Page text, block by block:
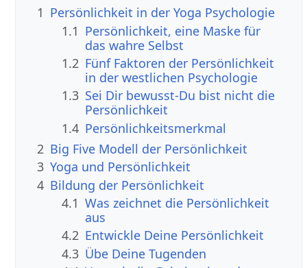
1 Persönlichkeit in der Yoga Psychologie
1.1 Persönlichkeit, eine Maske für
das wahre Selbst
1.2 Fünf Faktoren der Persönlichkeit
in der westlichen Psychologie
1.3 Sei Dir bewusst-Du bist nicht die
Persönlichkeit
1.4 Persönlichkeitsmerkmal
2 Big Five Modell der Persönlichkeit
3 Yoga und Persönlichkeit
4 Bildung der Persönlichkeit
4.1 Was zeichnet die Persönlichkeit
aus
4.2 Entwickle Deine Persönlichkeit
4.3 Übe Deine Tugenden